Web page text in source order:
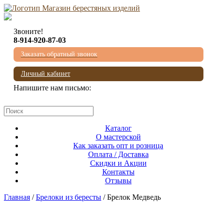
Звоните!
8-914-920-87-03
Заказать обратный звонок
Личный кабинет
Напишите нам письмо:
Каталог
О мастерской
Как заказать опт и розница
Оплата / Доставка
Скидки и Акции
Контакты
Отзывы
Главная /Брелоки из бересты / Брелок Медведь